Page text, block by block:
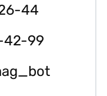
44
42-99